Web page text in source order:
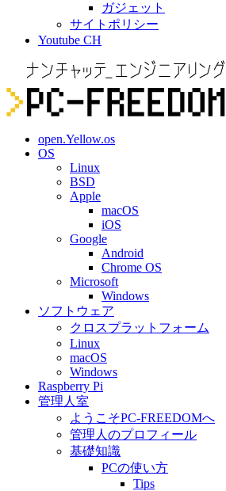
ガジェット
サイトポリシー
Youtube CH
open.Yellow.os
OS
Linux
BSD
Apple
macOS
iOS
Google
Android
Chrome OS
Microsoft
Windows
ソフトウェア
クロスプラットフォーム
Linux
macOS
Windows
Raspberry Pi
管理人室
ようこそPC-FREEDOMへ
管理人のプロフィール
基礎知識
PCの使い方
Tips